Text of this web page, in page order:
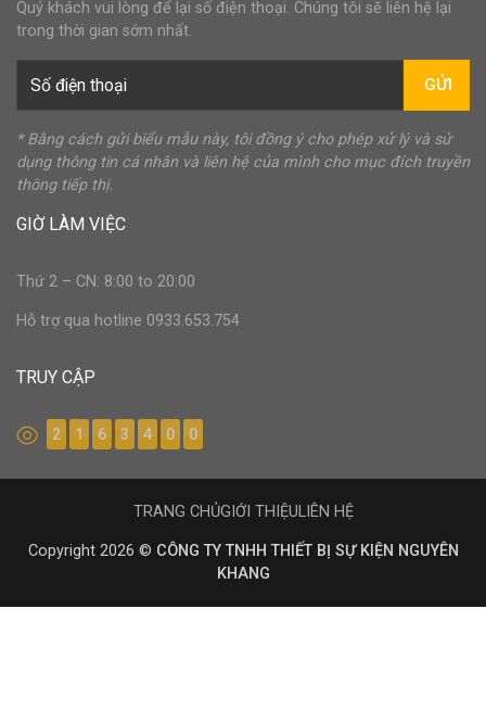
Quý khách vui lòng để lại số điện thoại. Chúng tôi sẽ liên hệ lại
trong thời gian sớm nhất.
GỬI
* Bằng cách gửi biểu mẫu này, tôi đồng ý cho phép xử lý và sử
dụng thông tin cá nhân và liên hệ của mình cho mục đích truyền
thông tiếp thị.
GIỜ LÀM VIỆC
Thứ 2 – CN: 8:00 to 20:00
Hỗ trợ qua hotline 0933.653.754
TRUY CẬP
2 1 6 3 4 0 0
Copyright 2026 © CÔNG TY TNHH THIẾT BỊ SỰ KIỆN NGUYÊN
KHANG
TRANG CHỦGIỚI THIỆULIÊN HỆ